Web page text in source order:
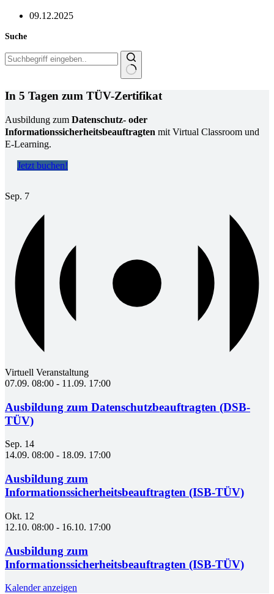
09.12.2025
Suche
Ergebnisse
In 5 Tagen zum TÜV-Zertifikat
Ausbildung zum Datenschutz- oder
Informationssicherheitsbeauftragten mit Virtual Classroom und
E-Learning.
Jetzt buchen!
Sep. 7
Virtuell Veranstaltung
07.09. 08:00 - 11.09. 17:00
Ausbildung zum Datenschutzbeauftragten (DSB-
TÜV)
Sep. 14
14.09. 08:00 - 18.09. 17:00
Ausbildung zum
Informationssicherheitsbeauftragten (ISB-TÜV)
Okt. 12
12.10. 08:00 - 16.10. 17:00
Ausbildung zum
Informationssicherheitsbeauftragten (ISB-TÜV)
Kalender anzeigen